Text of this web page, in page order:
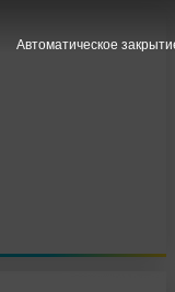
Автоматическое